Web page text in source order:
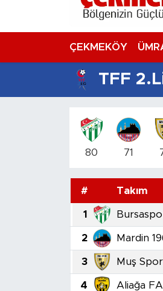
ÇEKMEKÖY
TFF
80 71
# Takım
1
2 Mardin
3 Muş
4 Aliağa
Trafik Durumu
Süper Lig Puan Durumu
Tüm Manşetler
Haber Arşivi